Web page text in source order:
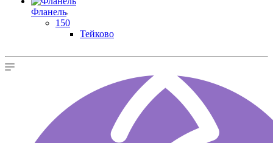
Фланель
150
Тейково